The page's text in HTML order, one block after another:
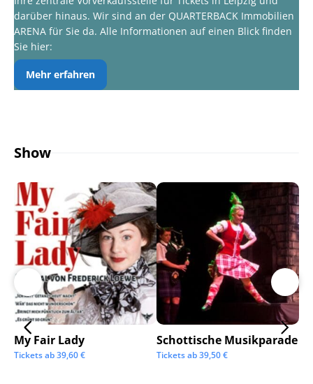
darüber hinaus. Wir sind an der QUARTERBACK Immobilien
ARENA für Sie da. Alle Informationen auf einen Blick finden
Sie hier:
Mehr erfahren
Show
My Fair Lady
Tickets ab39,60€
Schottische Musikparade
Tickets ab39,50€